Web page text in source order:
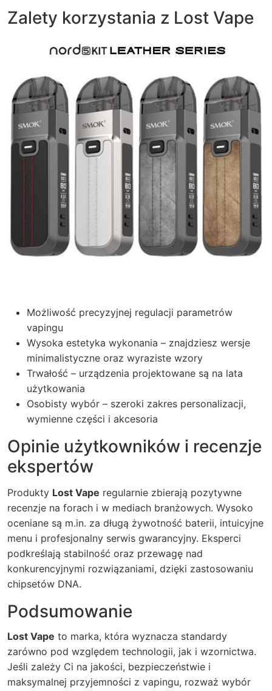
Zalety korzystania z Lost Vape
Możliwość precyzyjnej regulacji parametrów
vapingu
Wysoka estetyka wykonania – znajdziesz wersje
minimalistyczne oraz wyraziste wzory
Trwałość – urządzenia projektowane są na lata
użytkowania
Osobisty wybór – szeroki zakres personalizacji,
wymienne części i akcesoria
Opinie użytkowników i recenzje
ekspertów
Produkty Lost Vape regularnie zbierają pozytywne
recenzje na forach i w mediach branżowych. Wysoko
oceniane są m.in. za długą żywotność baterii, intuicyjne
menu i profesjonalny serwis gwarancyjny. Eksperci
podkreślają stabilność oraz przewagę nad
konkurencyjnymi rozwiązaniami, dzięki zastosowaniu
chipsetów DNA.
Podsumowanie
Lost Vape to marka, która wyznacza standardy
zarówno pod względem technologii, jak i wzornictwa.
Jeśli zależy Ci na jakości, bezpieczeństwie i
maksymalnej przyjemności z vapingu, rozważ wybór